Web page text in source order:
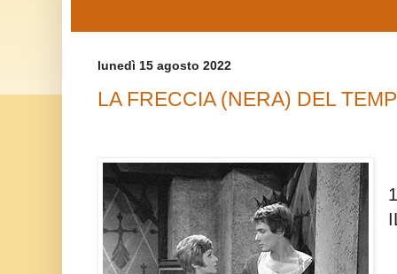
lunedì 15 agosto 2022
LA FRECCIA (NERA) DEL